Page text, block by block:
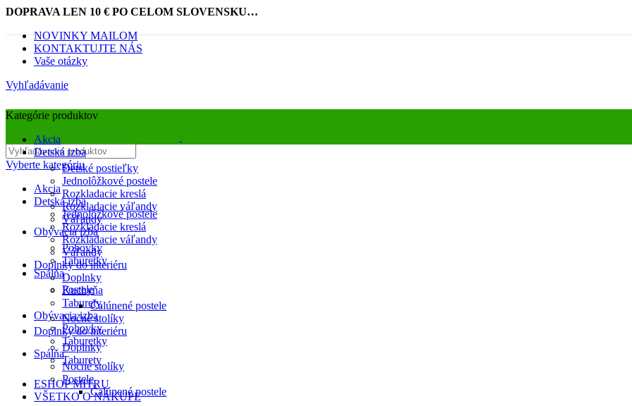
DOPRAVA LEN 10 € PO CELOM SLOVENSKU…
NOVINKY MAILOM
KONTAKTUJTE NÁS
Vaše otázky
Vyhľadávanie
Vyberte kategóriu
Akcia
Detská izba
Jednolôžkové postele
Rozkladacie kreslá
Rozkladacie váľandy
Váľandy
Doplnky do interiéru
Doplnky
Kuchyňa
Taburety
Obývacia izba
Pohovky
Taburetky
Spálňa
Nočné stolíky
Postele
Čalúnené postele
Kategórie produktov
Akcia
Detská izba
Detské postieľky
Jednolôžkové postele
Rozkladacie kreslá
Rozkladacie váľandy
Váľandy
Obývacia izba
Pohovky
Taburetky
Spálňa
Postele
Čalúnené postele
Nočné stolíky
Doplnky do interiéru
Doplnky
Taburety
ESHOP MITRU
VŠETKO O NÁKUPE
Obrázky zväčšíte kliknutím .